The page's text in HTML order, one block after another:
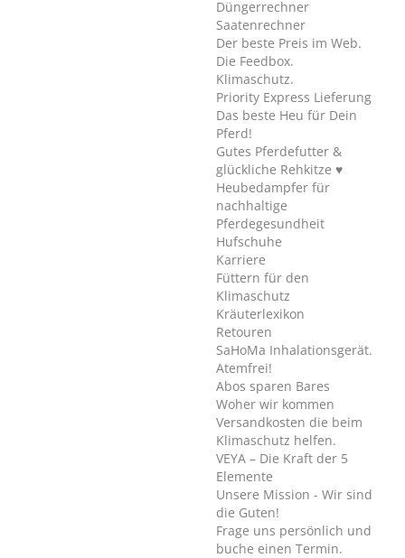
Düngerrechner
Saatenrechner
Der beste Preis im Web.
Die Feedbox.
Klimaschutz.
Priority Express Lieferung
Das beste Heu für Dein
Pferd!
Gutes Pferdefutter &
glückliche Rehkitze ♥
Heubedampfer für
nachhaltige
Pferdegesundheit
Hufschuhe
Karriere
Füttern für den
Klimaschutz
Kräuterlexikon
Retouren
SaHoMa Inhalationsgerät.
Atemfrei!
Abos sparen Bares
Woher wir kommen
Versandkosten die beim
Klimaschutz helfen.
VEYA – Die Kraft der 5
Elemente
Unsere Mission - Wir sind
die Guten!
Frage uns persönlich und
buche einen Termin.